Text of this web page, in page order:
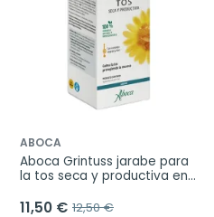
ABOCA
Aboca Grintuss jarabe para
la tos seca y productiva en
11,50 € 12,50 €